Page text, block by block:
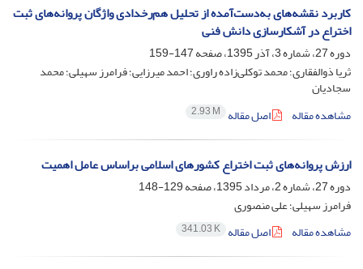
کاربرد نقشه‌های به‌دست‌آمده از تحلیل هم‌رخدادی واژگان پروانه‌های ثبت
اختراع در آشکارسازی دانش فنی
دوره 27، شماره 3، آذر 1395، صفحه
147-159
ثریا ذوالفقاری؛ محمد توکلی‌زاده راوری؛ احمد میرزایی؛ فرامرز سهیلی؛ محمد
سجادیان
مشاهده مقاله
اصل مقاله 2.93 M
ارزش پروانه‌های ثبت اختراع کشورهای اسلامی براساس عامل اهمیت
دوره 27، شماره 2، مرداد 1395، صفحه
129-148
فرامرز سهیلی؛ علی منصوری
مشاهده مقاله
اصل مقاله 341.03 K